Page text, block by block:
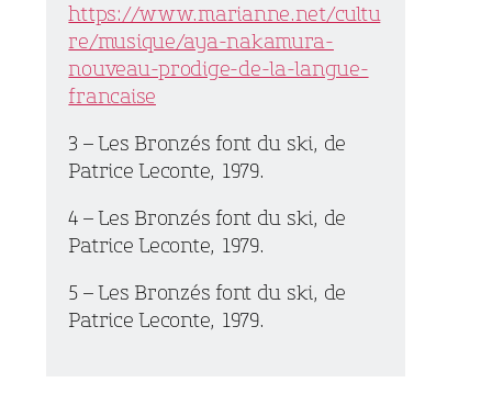
https://www.marianne.net/cultu
re/musique/aya-nakamura-
nouveau-prodige-de-la-langue-
francaise
3 – Les Bronzés font du ski, de
Patrice Leconte, 1979.
4 – Les Bronzés font du ski, de
Patrice Leconte, 1979.
5 – Les Bronzés font du ski, de
Patrice Leconte, 1979.